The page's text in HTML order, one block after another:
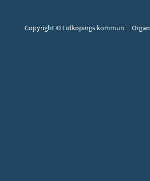
Copyright © Lidköpings kommun